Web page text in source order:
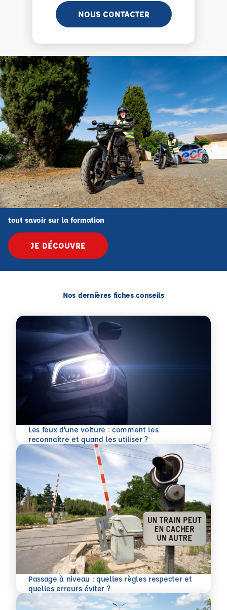
NOUS CONTACTER
tout savoir sur la formation
JE DÉCOUVRE
Nos dernières fiches conseils
Les feux d’une voiture : comment les
reconnaître et quand les utiliser ?
En savoir plus
Passage à niveau : quelles règles respecter et
quelles erreurs éviter ?
En savoir plus